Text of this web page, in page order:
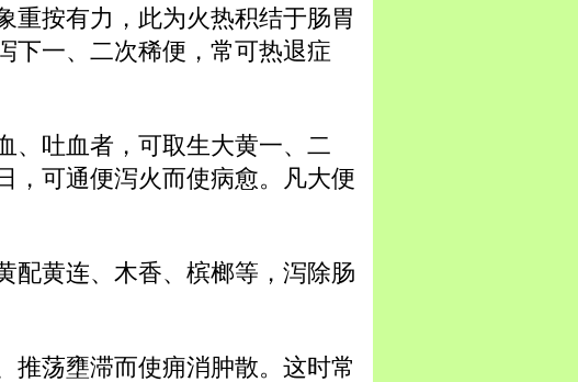
重按有力，此为火热积结于肠胃
下一、二次稀便，常可热退症
、吐血者，可取生大黄一、二
，可通便泻火而使病愈。凡大便
配黄连、木香、槟榔等，泻除肠
推荡壅滞而使痈消肿散。这时常